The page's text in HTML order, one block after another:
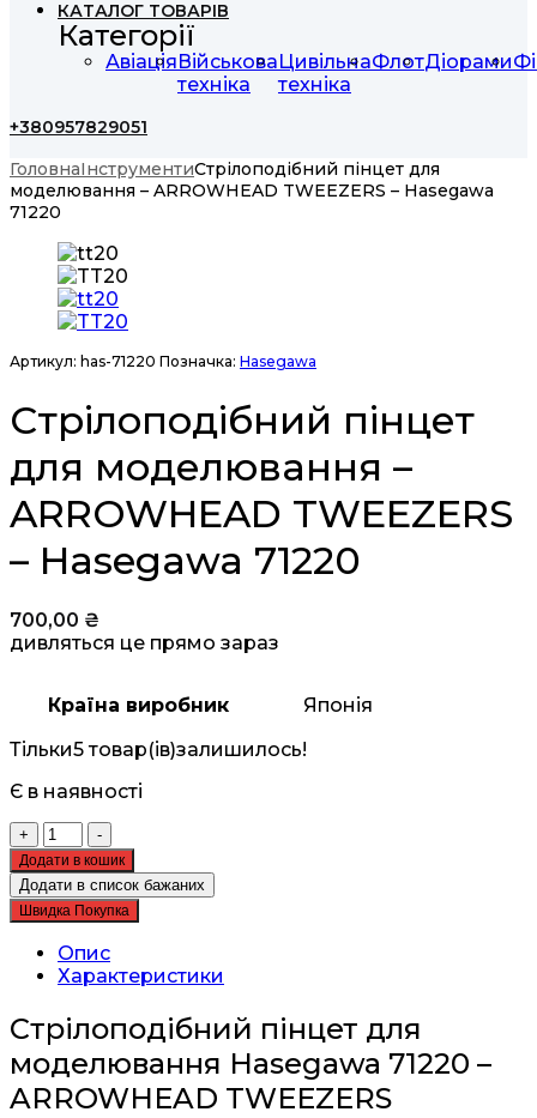
КАТАЛОГ ТОВАРІВ
Категорії
Авіація Військова
техніка
Цивільна
техніка
ФлотДіорами
+380957829051
ГоловнаІнструментиСтрілоподібний пінцет для
моделювання – ARROWHEAD TWEEZERS – Hasegawa
71220
Артикул: has-71220 Позначка: Hasegawa
Стрілоподібний пінцет
для моделювання –
ARROWHEAD TWEEZERS
– Hasegawa 71220
700,00 ₴
дивляться це прямо зараз
Країна виробник
Японія
Тільки5 товар(ів)залишилось!
Є в наявності
+
Стрілоподібний
пінцет
для
моделювання
-
ARROWHEAD
TWEEZERS
Hasegawa
71220
кількість
-
Додати в кошик
Додати в список бажаних
Швидка Покупка
Опис
Характеристики
Стрілоподібний пінцет для
моделювання Hasegawa 71220 –
ARROWHEAD TWEEZERS